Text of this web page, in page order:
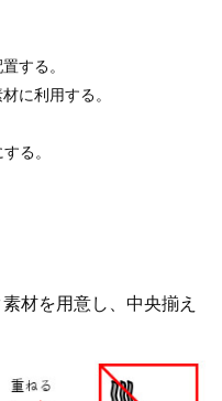
する。
に利用する。
る。
材を用意し、中央揃え